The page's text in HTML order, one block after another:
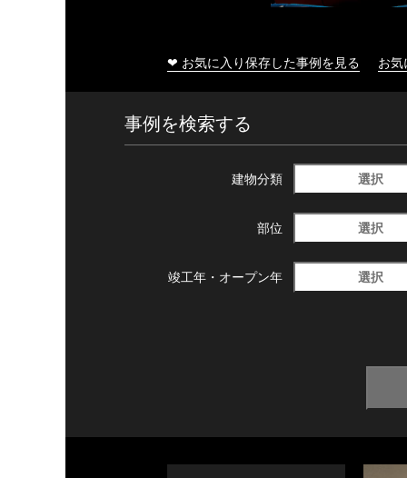
❤ お気に入り保存した事例を見る お
事例を検索する
建物分類 選択
部位 選択
竣工年・ オープン年 選択